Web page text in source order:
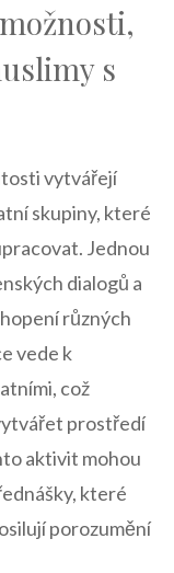
⁤s⁤
vytvářejí
⁤skupiny, které⁢
Jednou
dialogů ⁢a
různých
vede‍ k
což
prostředí
aktivit mohou
které
porozumění